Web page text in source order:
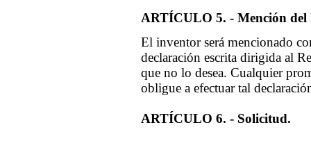
ARTÍCULO 5. - Mención del
El inventor será mencionado
declaración escrita dirigida al
que no lo desea. Cualquier
obligue a efectuar tal
ARTÍCULO 6. - Solicitud.